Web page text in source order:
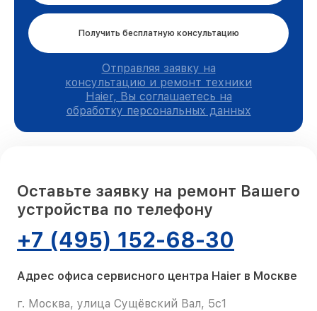
Получить бесплатную консультацию
Отправляя заявку на
консультацию и ремонт техники
Haier, Вы соглашаетесь на
обработку персональных данных
Оставьте заявку на ремонт Вашего
устройства по телефону
+7 (495) 152-68-30
Адрес офиса сервисного центра Haier в Москве
г. Москва, улица Сущёвский Вал, 5с1